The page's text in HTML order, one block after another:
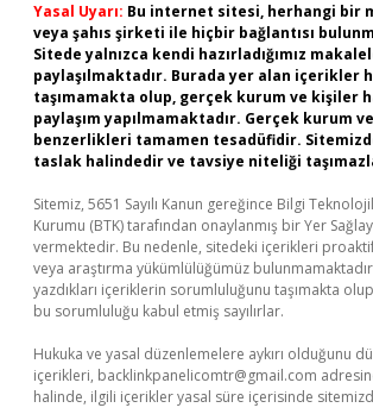
Yasal Uyarı: Bu internet sitesi, herhangi bir
veya şahıs şirketi ile hiçbir bağlantısı
Sitede yalnızca kendi hazırladığımız
paylaşılmaktadır. Burada yer alan içerikler
taşımamakta olup, gerçek kurum ve kişiler
paylaşım yapılmamaktadır. Gerçek kurum
benzerlikleri tamamen tesadüfidir.
taslak halindedir ve tavsiye niteliği
Sitemiz, 5651 Sayılı Kanun gereğince Bilgi
Kurumu (BTK) tarafından onaylanmış bir Yer
vermektedir. Bu nedenle, sitedeki içerikleri
veya araştırma yükümlülüğümüz
yazdıkları içeriklerin sorumluluğunu taşımakta
bu sorumluluğu kabul etmiş sayılırlar.
Hukuka ve yasal düzenlemelere aykırı olduğunu
içerikleri, backlinkpanelicomtr@gmail.com
halinde, ilgili içerikler yasal süre içerisinde